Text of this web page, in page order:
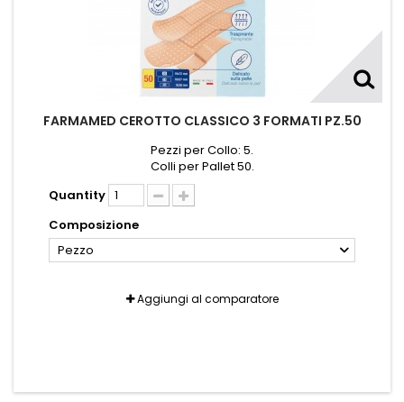
FARMAMED CEROTTO CLASSICO 3 FORMATI PZ.50
Pezzi per Collo: 5.
Colli per Pallet 50.
Quantity
Composizione
Pezzo
Aggiungi al comparatore